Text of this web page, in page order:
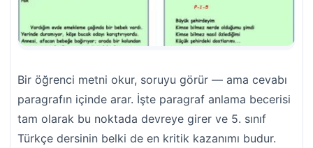
Bir öğrenci metni okur, soruyu görür — ama cevabı
paragrafın içinde arar. İşte paragraf anlama becerisi
tam olarak bu noktada devreye girer ve 5. sınıf
Türkçe dersinin belki de en kritik kazanımı budur.